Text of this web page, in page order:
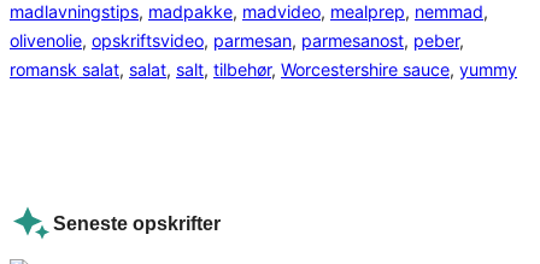
madlavningstips, madpakke, madvideo, mealprep, nemmad
olivenolie, opskriftsvideo, parmesan, parmesanost, peber
romansk salat, salat, salt, tilbehør, Worcestershire sauce, yummy
Seneste opskrifter